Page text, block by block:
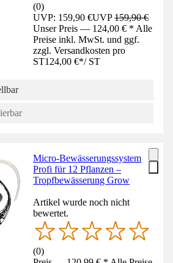
(0)
UVP: 159,90 €UVP159,90 €
Unser Preis — 124,00 € * Alle
Preise inkl. MwSt. und ggf.
zzgl. Versandkosten pro
ST124,00 €*/ ST
Micro-Bewässerungssystem
Profi für 12 Pflanzen –
Tropfbewässerung Grow
Artikel wurde noch nicht
bewertet.
(0)